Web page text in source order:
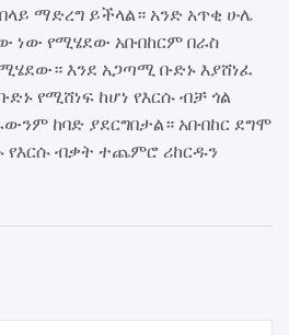
ማድረግ ይችላል። አንድ አጥቂ ሁሌ
ነው የሚሄደው አቡበከርም በራስ
እንደ አጋጣሚ ቡድኑ እያሸነፈ
የሚሸነፍ ከሆነ የእርሱ ብቻ ጎል
ከባድ ያደርግበታል። አቡበከር ደግሞ
የእርሱ ብቃት ተጨምሮ ሪከርዱን